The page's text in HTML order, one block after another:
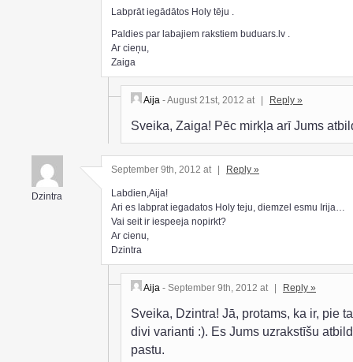
Labprāt iegādātos Holy tēju .
Paldies par labajiem rakstiem buduars.lv .
Ar cieņu,
Zaiga
Aija - August 21st, 2012 at Reply »
Sveika, Zaiga! Pēc mirkļa arī Jums
Dzintra
September 9th, 2012 at | Reply »
Labdien,Aija!
Ari es labprat iegadatos Holy teju, diemzel esmu Irija…
Vai seit ir iespeeja nopirkt?
Ar cienu,
Dzintra
Aija - September 9th, 2012 at Reply »
Sveika, Dzintra! Jā, protams, ka ir, pie
divi varianti :). Es Jums uzrakstīšu
pastu.